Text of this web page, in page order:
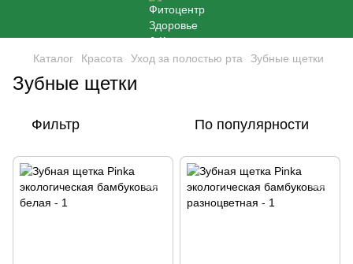
Каталог Красота Уход за полостью рта Зубные щетки
Зубные щетки
Фильтр По популярности